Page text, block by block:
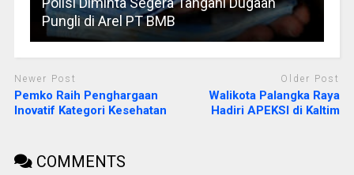
Pungli di Arel PT BMB
Newer Post
Pemko Raih Penghargaan
Inovatif Kategori Kesehatan
Older Post
Walikota Palangka Raya
Hadiri APEKSI di Kaltim
COMMENTS